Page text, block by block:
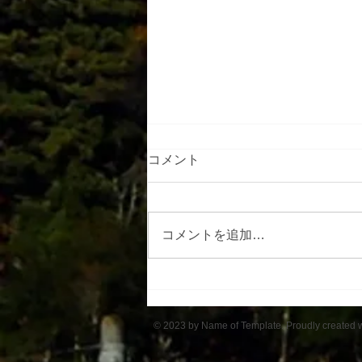
コメント
コメントを追加…
© 2023 by Name of Template. Proudly created